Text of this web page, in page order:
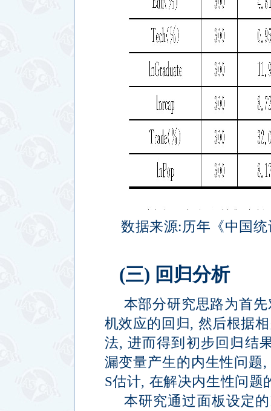
数据来源:历年《中国
(三) 回归分析
本部分研究思路为首
机效应的回归, 然后根据
法, 进而得到初步回归结
漏变量产生的内生性问题,
S估计, 在解决内生性问题
本研究通过面板设定的